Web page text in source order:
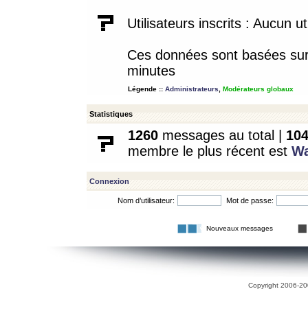
Utilisateurs inscrits : Aucun
Ces données sont basées
minutes
Légende :: Administrateurs Modérateurs globaux
Statistiques
1260 messages au total | 104
membre le plus récent est
Connexion
Nom d’utilisateur: Mot de passe:
Nouveaux messages
Copyright 2006-